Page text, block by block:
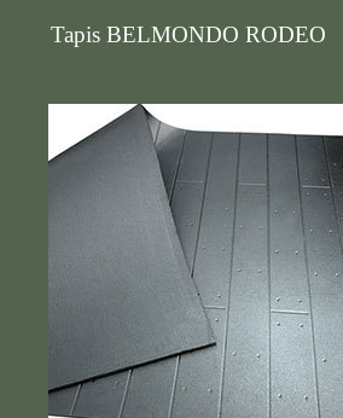
Tapis BELMONDO RODEO